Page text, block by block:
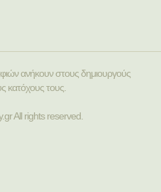
ανήκουν στους δημιουργούς
κατόχους τους.
All rights reserved.